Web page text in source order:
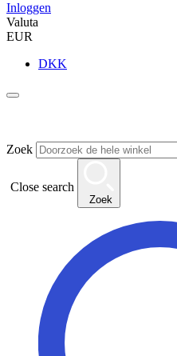
Inloggen
Valuta
EUR
DKK
Zoek
Close search
Zoek